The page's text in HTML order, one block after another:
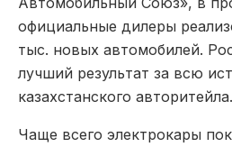
официальные дилеры
тыс. новых автомобилей.
лучший результат за всю
казахстанского авторитейла.
Чаще всего электрокары